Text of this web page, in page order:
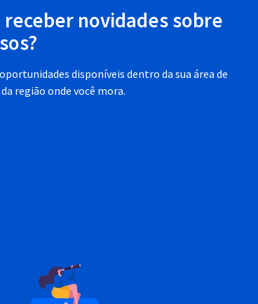
receber novidades sobre
disponíveis dentro da sua área de
região onde você mora.